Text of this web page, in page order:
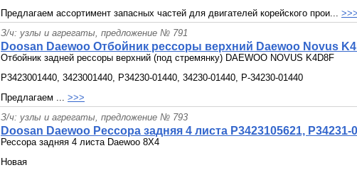
Предлагаем ассортимент запасных частей для двигателей корейского прои... >>>
З/ч: узлы и агрегаты, предложение № 791
Doosan Daewoo Отбойник рессоры верхний Daewoo Novus
Отбойник задней рессоры верхний (под стремянку) DAEWOO NOVUS K4D8F
P3423001440, 3423001440, P34230-01440, 34230-01440, P-34230-01440
Предлагаем ... >>>
З/ч: узлы и агрегаты, предложение № 793
Doosan Daewoo Рессора задняя 4 листа P3423105621, P34231-
Рессора задняя 4 листа Daewoo 8X4
Новая